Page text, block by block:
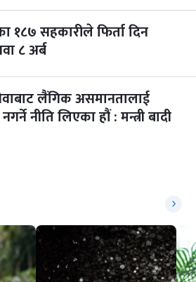
१८७ सहकारीले फिर्ता दिन
८ अर्ब
लैंगिक असमानतालाई
नीति लिएका हौं : मन्त्री बादी